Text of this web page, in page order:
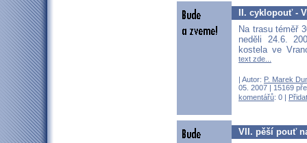
II. cyklopouť -
Na trasu téměř
neděli 24.6.
kostela ve
text zde...
| Autor: P. Marek
05. 2007 | 15169
komentářů: 0 |
VII. pěší pouť